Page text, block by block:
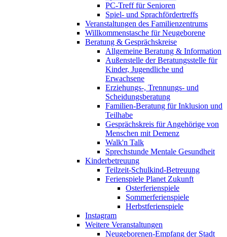
PC-Treff für Senioren
Spiel- und Sprachfördertreffs
Veranstaltungen des Familienzentrums
Willkommenstasche für Neugeborene
Beratung & Gesprächskreise
Allgemeine Beratung & Information
Außenstelle der Beratungsstelle für
Kinder, Jugendliche und
Erwachsene
Erziehungs-, Trennungs- und
Scheidungsberatung
Familien-Beratung für Inklusion und
Teilhabe
Gesprächskreis für Angehörige von
Menschen mit Demenz
Walk'n Talk
Sprechstunde Mentale Gesundheit
Kinderbetreuung
Teilzeit-Schulkind-Betreuung
Ferienspiele Planet Zukunft
Osterferienspiele
Sommerferienspiele
Herbstferienspiele
Instagram
Weitere Veranstaltungen
Neugeborenen-Empfang der Stadt